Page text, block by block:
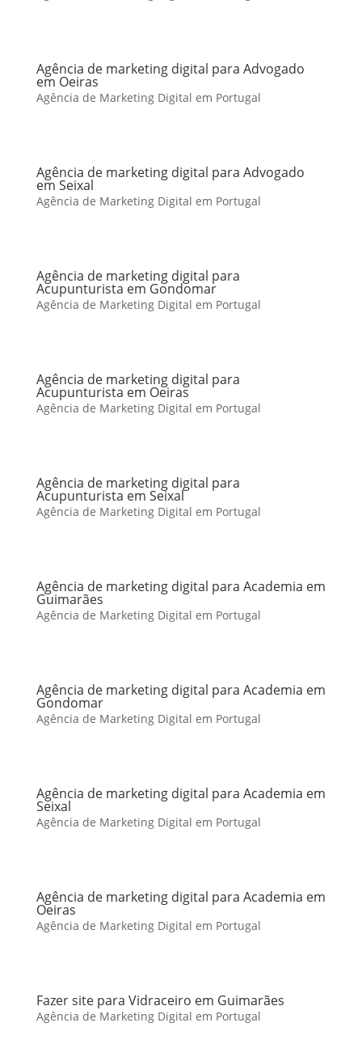
Agência de marketing digital para Advogado
em Oeiras
Agência de Marketing Digital em Portugal
Agência de marketing digital para Advogado
em Seixal
Agência de Marketing Digital em Portugal
Agência de marketing digital para
Acupunturista em Gondomar
Agência de Marketing Digital em Portugal
Agência de marketing digital para
Acupunturista em Oeiras
Agência de Marketing Digital em Portugal
Agência de marketing digital para
Acupunturista em Seixal
Agência de Marketing Digital em Portugal
Agência de marketing digital para Academia em
Guimarães
Agência de Marketing Digital em Portugal
Agência de marketing digital para Academia em
Gondomar
Agência de Marketing Digital em Portugal
Agência de marketing digital para Academia em
Seixal
Agência de Marketing Digital em Portugal
Agência de marketing digital para Academia em
Oeiras
Agência de Marketing Digital em Portugal
Fazer site para Vidraceiro em Guimarães
Agência de Marketing Digital em Portugal